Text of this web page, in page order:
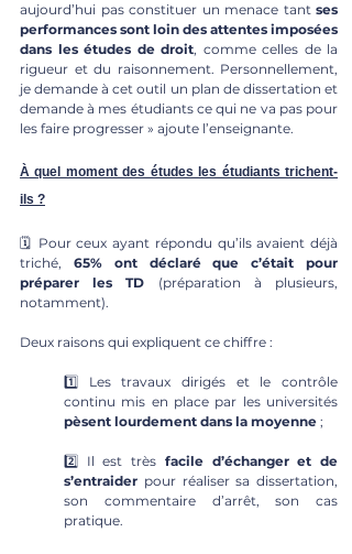
aujourd’hui pas constituer un menace tant ses
performances sont loin des attentes imposées
dans les études de droit, comme celles de la
rigueur et du raisonnement. Personnellement,
je demande à cet outil un plan de dissertation et
demande à mes étudiants ce qui ne va pas pour
les faire progresser » ajoute l’enseignante.
À quel moment des études les étudiants trichent-
ils ?
🗓 Pour ceux ayant répondu qu’ils avaient déjà
triché, 65% ont déclaré que c’était pour
préparer les TD (préparation à plusieurs,
notamment).
Deux raisons qui expliquent ce chiffre :
1️⃣ Les travaux dirigés et le contrôle
pèsent lourdement dans la moyenne ;
2️⃣ Il est très facile d’échanger et de
s’entraider pour réaliser sa dissertation,
son commentaire d’arrêt, son cas
pratique.